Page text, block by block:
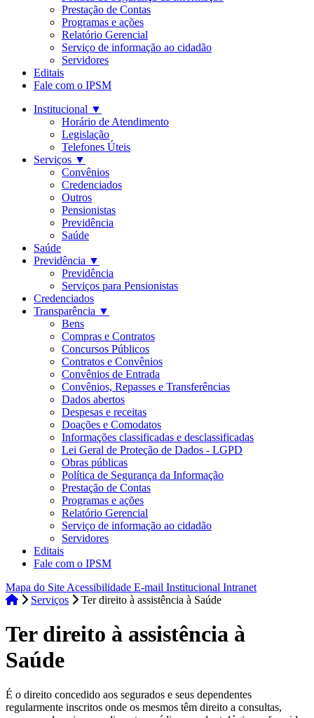
Prestação de Contas
Programas e ações
Relatório Gerencial
Serviço de informação ao cidadão
Servidores
Editais
Fale com o IPSM
Institucional ▼
Horário de Atendimento
Legislação
Telefones Úteis
Serviços ▼
Convênios
Credenciados
Outros
Pensionistas
Previdência
Saúde
Saúde
Previdência ▼
Previdência
Serviços para Pensionistas
Credenciados
Transparência ▼
Bens
Compras e Contratos
Concursos Públicos
Contratos e Convênios
Convênios de Entrada
Convênios, Repasses e Transferências
Dados abertos
Despesas e receitas
Doações e Comodatos
Informações classificadas e desclassificadas
Lei Geral de Proteção de Dados - LGPD
Obras públicas
Política de Segurança da Informação
Prestação de Contas
Programas e ações
Relatório Gerencial
Serviço de informação ao cidadão
Servidores
Editais
Fale com o IPSM
Mapa do Site Acessibilidade E-mail Institucional Intranet
Serviços
Ter direito à assistência à Saúde
Ter direito à assistência à
Saúde
É o direito concedido aos segurados e seus dependentes
regularmente inscritos onde os mesmos têm direito a consultas,